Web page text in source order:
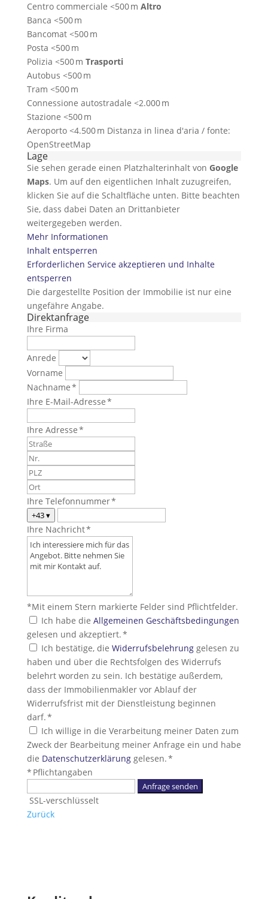
Centro commerciale <500 m Altro
Banca <500 m
Bancomat <500 m
Posta <500 m
Polizia <500 m Trasporti
Autobus <500 m
Tram <500 m
Connessione autostradale <2.000 m
Stazione <500 m
Aeroporto <4.500 m Distanza in linea d'aria / fonte:
OpenStreetMap
Lage
Sie sehen gerade einen Platzhalterinhalt von Google
Maps. Um auf den eigentlichen Inhalt zuzugreifen,
klicken Sie auf die Schaltfläche unten. Bitte beachten
Sie, dass dabei Daten an Drittanbieter
weitergegeben werden.
Mehr Informationen
Inhalt entsperren
Erforderlichen Service akzeptieren und Inhalte
entsperren
Die dargestellte Position der Immobilie ist nur eine
ungefähre Angabe.
Direktanfrage
Ihre Firma
Anrede
Vorname
Nachname *
Ihre E-Mail-Adresse *
Ihre Adresse *
Ihre Telefonnummer *
+43▾
Ihre Nachricht *
*Mit einem Stern markierte Felder sind Pflichtfelder.
Ich habe die Allgemeinen Geschäftsbedingungen
gelesen und akzeptiert. *
Ich bestätige, die Widerrufsbelehrunggelesen zu
haben und über die Rechtsfolgen des Widerrufs
belehrt worden zu sein. Ich bestätige außerdem,
dass der Immobilienmakler vor Ablauf der
Widerrufsfrist mit der Dienstleistung beginnen
darf. *
Ich willige in die Verarbeitung meiner Daten zum
Zweck der Bearbeitung meiner Anfrage ein und habe
die Datenschutzerklärunggelesen. *
* Pflichtangaben
Anfrage senden
SSL-verschlüsselt
Zurück